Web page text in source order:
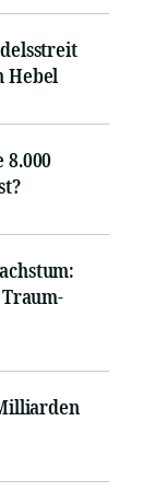
Hebel
8.000